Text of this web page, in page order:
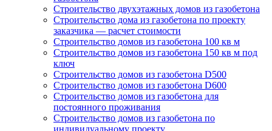
Строительство двухэтажных домов из газобетона
Строительство дома из газобетона по проекту
заказчика — расчет стоимости
Строительство домов из газобетона 100 кв м
Строительство домов из газобетона 150 кв м под
ключ
Строительство домов из газобетона D500
Строительство домов из газобетона D600
Строительство домов из газобетона для
постоянного проживания
Строительство домов из газобетона по
индивидуальному проекту